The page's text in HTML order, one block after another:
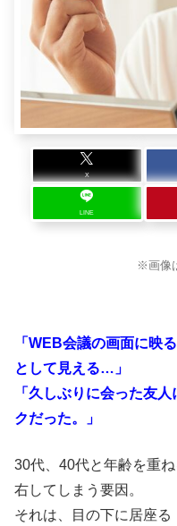
X
LINE
※画像
「WEB会議の画面に映
として見える…」
「久しぶりに会った友
クだった。」
30代、40代と年齢を重
右してしまう要因。
それは、目の下に居座る